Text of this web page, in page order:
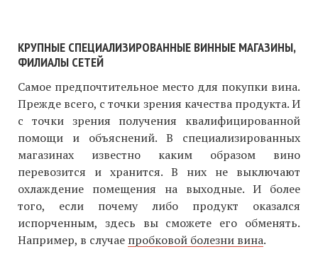
КРУПНЫЕ СПЕЦИАЛИЗИРОВАННЫЕ ВИННЫЕ МАГАЗИНЫ,
ФИЛИАЛЫ СЕТЕЙ
Самое предпочтительное место для покупки вина.
Прежде всего, с точки зрения качества продукта. И
с точки зрения получения квалифицированной
помощи и объяснений. В специализированных
магазинах известно каким образом вино
перевозится и хранится. В них не выключают
охлаждение помещения на выходные. И более
того, если почему либо продукт оказался
испорченным, здесь вы сможете его обменять.
Например, в случае пробковой болезни вина.